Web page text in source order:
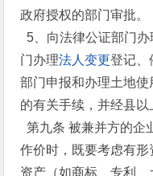
政府授权的部门审批。
5、向法律公证部门
门办理法人变更登记、
部门申报和办理土地
的有关手续，并经县以
第九条 被兼并方的企
作价时，既要考虑有
资产（如商标、专利